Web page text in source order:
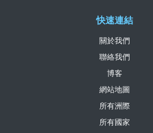
快速連結
關於我們
聯絡我們
博客
網站地圖
所有洲際
所有國家